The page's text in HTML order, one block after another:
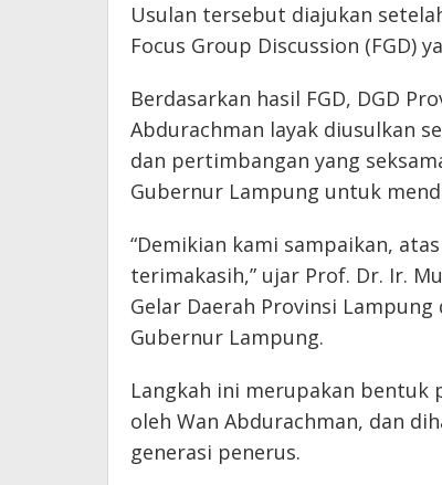
Usulan tersebut diajukan
Focus Group Discussion (FGD)
Berdasarkan hasil FGD, DGD
Abdurachman layak diusulkan
dan pertimbangan yang
Gubernur Lampung untuk
“Demikian kami sampaikan,
terimakasih,” ujar Prof. Dr. Ir.
Gelar Daerah Provinsi
Gubernur Lampung.
Langkah ini merupakan bentuk
oleh Wan Abdurachman, dan
generasi penerus.